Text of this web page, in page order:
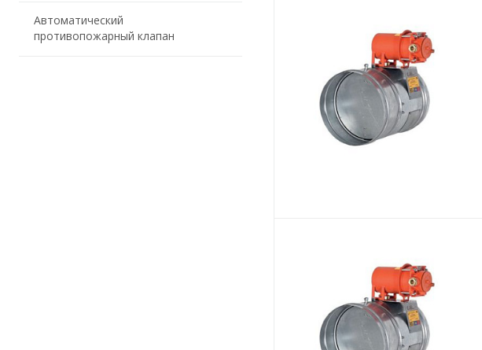
Автоматический
противопожарный клапан